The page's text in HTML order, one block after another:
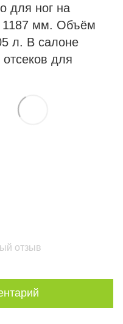
для ног на
1187 мм. Объём
л. В салоне
для
отзыв